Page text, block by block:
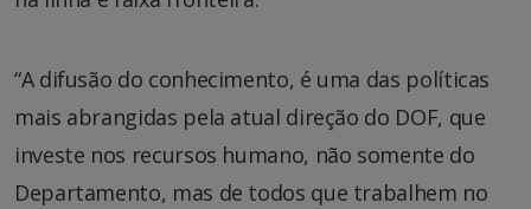
“A difusão do conhecimento, é uma das políticas
mais abrangidas pela atual direção do DOF, que
investe nos recursos humano, não somente do
Departamento, mas de todos que trabalhem no